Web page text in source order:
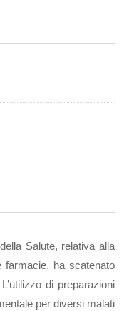
Salute, relativa alla
farmacie, ha scatenato
di preparazioni
per diversi malati